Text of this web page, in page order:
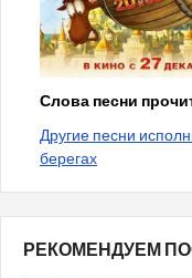
Слова песни
Другие песни
берегах
РЕКОМЕНДУЕМ